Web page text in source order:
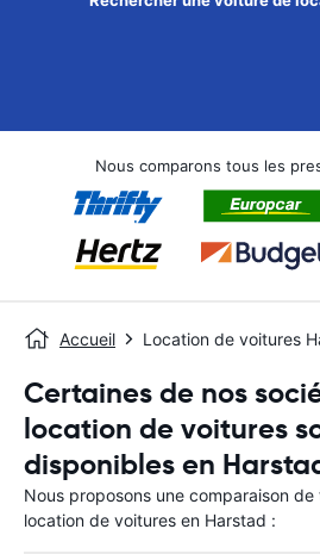
Nous comparons tous les
Accueil Location de voitures
Certaines de nos
location de voitures
disponibles en
Nous proposons une comparaison
location de voitures en Harstad :